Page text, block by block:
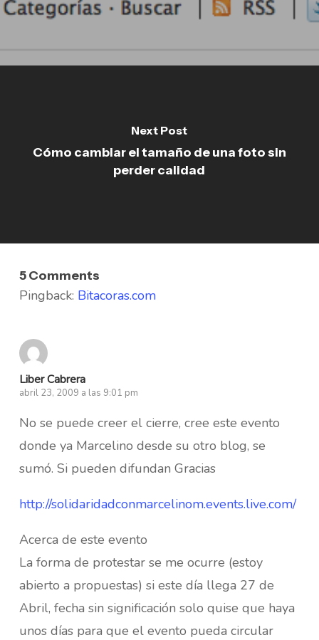
Next Post
Cómo cambiar el tamaño de una foto sin
perder calidad
5 Comments
Pingback: Bitacoras.com
Liber Cabrera
abril 23, 2009 a las 9:01 pm
No se puede creer el cierre, cree este evento
donde ya Marcelino desde su otro blog, se
sumó. Si pueden difundan Gracias
http://solidaridadconmarcelinom.events.live.com/
Acerca de este evento
La forma de protestar se me ocurre (estoy
abierto a propuestas) si este día llega 27 de
Abril, fecha sin significación solo quise que haya
unos días para que el evento pueda circular